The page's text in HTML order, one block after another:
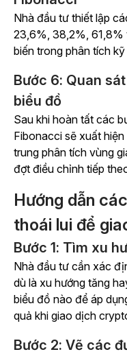
Nhà đầu tư thiết lập
23,6%, 38,2%,
biến trong phân tích
Bước 6: Quan
biểu đồ
Sau khi hoàn tất các
Fibonacci sẽ xuất
trung phân tích vùng
đợt điều chỉnh tiếp
Hướng dẫn
thoái lui để
Bước 1: Tìm xu
Nhà đầu tư cần xác
dù là xu hướng tăng
biểu đồ nào để áp
quả khi giao dịch
Bước 2: Vẽ các